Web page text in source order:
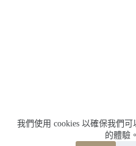
我們使用 cookies 以確保我們
的體驗。